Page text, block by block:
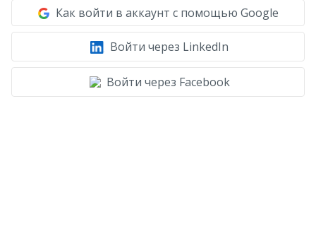
Как войти в аккаунт с помощью Google
Войти через LinkedIn
Войти через Facebook